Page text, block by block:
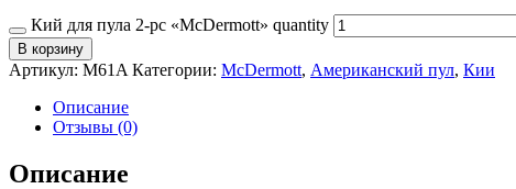
Кий для пула 2-pc «McDermott» quantity
В корзину
Артикул: M61A Категории: McDermott, Американский пул, Кии
Описание
Отзывы (0)
Описание